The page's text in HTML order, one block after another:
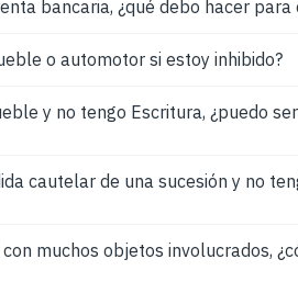
bancaria, ¿qué debo hacer
o automotor si estoy inhibido?
y no tengo Escritura, ¿puedo
cautelar de una sucesión y no
muchos objetos involucrados,